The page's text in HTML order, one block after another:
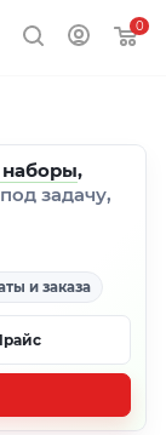
0
,
под задачу,
и заказа